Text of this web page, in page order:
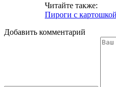
Читайте также:
Пироги с
Добавить комментарий